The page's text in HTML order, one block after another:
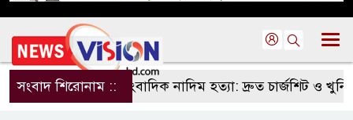
সংবাদ শিরোনাম ::সাংবাদিক নাদিম হত্যা: দ্রুত চার্জশিট ও